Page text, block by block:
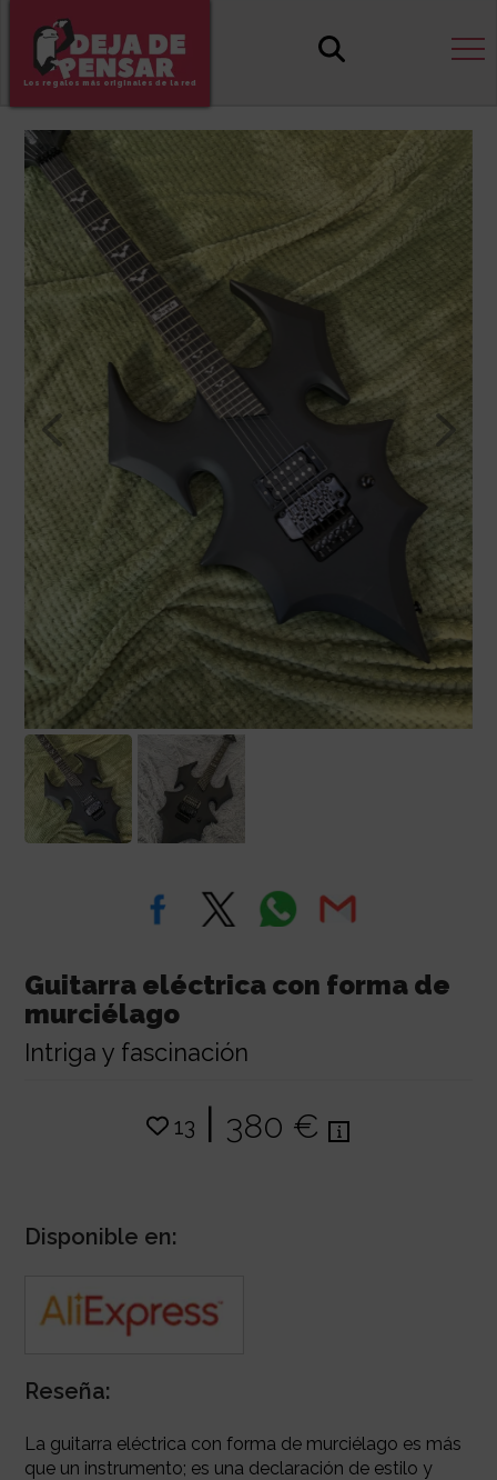
Los regalos más originales de la red
Guitarra eléctrica con forma de
murciélago
Intriga y fascinación
13 | 380 €
Disponible en:
Reseña:
La guitarra eléctrica con forma de murciélago es más
que un instrumento; es una declaración de estilo y